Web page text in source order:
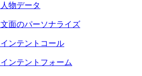
人物データ
文面のパーソナライズ
インテントコール
インテントフォーム